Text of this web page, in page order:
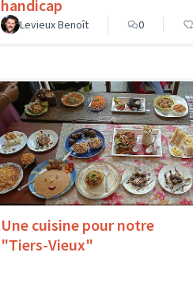
handicap
Levieux Benoît 0
Une cuisine pour notre
"Tiers-Vieux"